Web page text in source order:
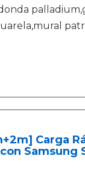
Carga
Samsung